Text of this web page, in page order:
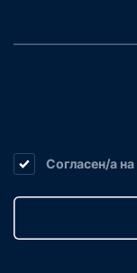
Согласен/а на